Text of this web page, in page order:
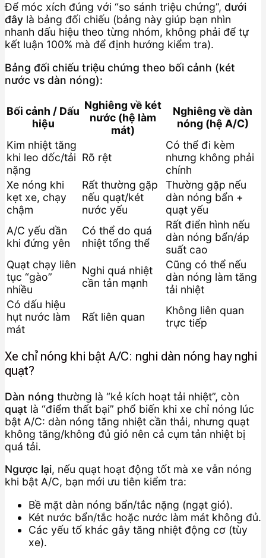
Để móc xích đúng với “so sánh triệu chứng”, dưới
đây là bảng đối chiếu (bảng này giúp bạn nhìn
nhanh dấu hiệu theo từng nhóm, không phải để tự
kết luận 100% mà để định hướng kiểm tra).
Bảng đối chiếu triệu chứng theo bối cảnh (két
nước vs dàn nóng):
Bối cảnh / Dấu
hiệu
Nghiêng về két
nước (hệ làm
mát)
Nghiêng về dàn
nóng (hệ A/C)
Kim nhiệt tăng
khi leo dốc/tải
nặng
Rõ rệt
Có thể đi kèm
nhưng không phải
chính
Xe nóng khi
kẹt xe, chạy
chậm
Rất thường gặp
nếu quạt/két
nước yếu
Thường gặp nếu
dàn nóng bẩn +
quạt yếu
A/C yếu dần
khi đứng yên
Có thể do quá
nhiệt tổng thể
Rất điển hình nếu
dàn nóng bẩn/áp
suất cao
Quạt chạy liên
tục “gào”
nhiều
Nghi quá nhiệt
cần tản mạnh
Cũng có thể nếu
dàn nóng làm tăng
tải nhiệt
Có dấu hiệu
hụt nước làm
mát
Rất liên quan
Không liên quan
trực tiếp
Xe chỉ nóng khi bật A/C: nghi dàn nóng hay nghi
quạt?
Dàn nóng thường là “kẻ kích hoạt tải nhiệt”, còn
quạt là “điểm thất bại” phổ biến khi xe chỉ nóng lúc
bật A/C: dàn nóng tăng nhiệt cần thải, nhưng quạt
không tăng/không đủ gió nên cả cụm tản nhiệt bị
quá tải.
Ngược lại, nếu quạt hoạt động tốt mà xe vẫn nóng
khi bật A/C, bạn mới ưu tiên kiểm tra:
Bề mặt dàn nóng bẩn/tắc nặng (ngạt gió).
Két nước bẩn/tắc hoặc nước làm mát không đủ.
Các yếu tố khác gây tăng nhiệt động cơ (tùy
xe).